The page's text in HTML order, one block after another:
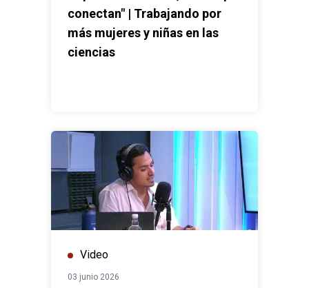
conectan" | Trabajando por
más mujeres y niñas en las
ciencias
Video
03 junio 2026